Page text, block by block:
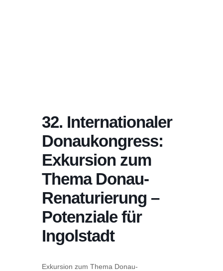
32. Internationaler
Donaukongress:
Exkursion zum
Thema Donau-
Renaturierung –
Potenziale für
Ingolstadt
Exkursion zum Thema Donau-